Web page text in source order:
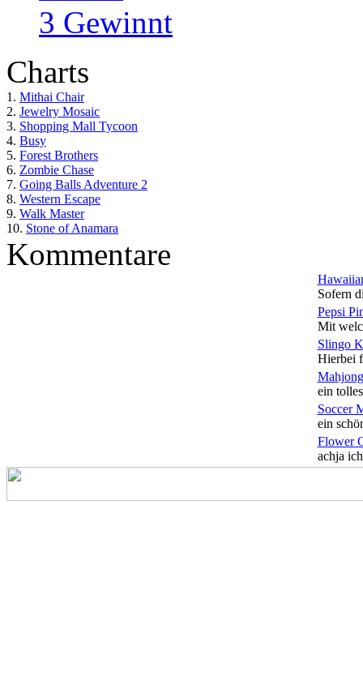
3 Gewinnt
Charts
1. Mithai Chair
2. Jewelry Mosaic
3. Shopping Mall Tycoon
4. Busy
5. Forest Brothers
6. Zombie Chase
7. Going Balls Adventure 2
8. Western Escape
9. Walk Master
10. Stone of Anamara
Kommentare
Sofern
Pepsi
Mit
Slingo
Hierbei
ein
Soccer
ein
Flower
achja